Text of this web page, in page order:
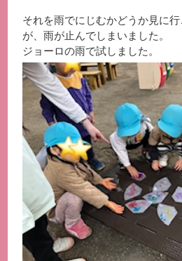
それを雨でにじむかどうか見に
が、雨が止んでしまいました。
ジョーロの雨で試しました。